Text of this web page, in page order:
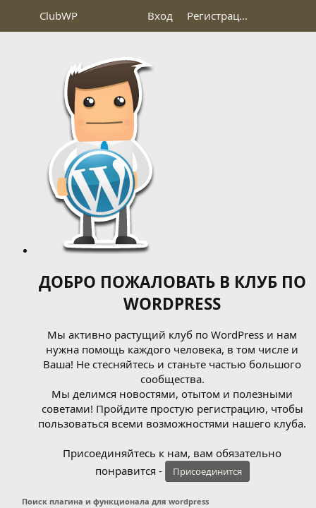
ClubWP Вход Регистрация
ДОБРО ПОЖАЛОВАТЬ В КЛУБ ПО
WORDPRESS
Мы активно растущий клуб по WordPress и нам
нужна помощь каждого человека, в том числе и
Ваша! Не стесняйтесь и станьте частью большого
сообщества.
Мы делимся новостями, отытом и полезными
советами! Пройдите простую регистрацию, чтобы
пользоваться всеми возможностями нашего клуба.
Присоединяйтесь к нам, вам обязательно
понравится -
Присоединится
Поиск плагина и функционала для wordpress